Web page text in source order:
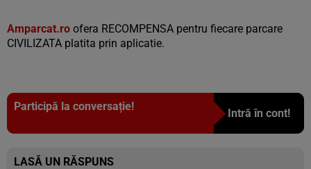
Amparcat.ro ofera RECOMPENSA pentru fiecare parcare
CIVILIZATA platita prin aplicatie.
Participă la conversație!
Intră în cont!
LASĂ UN RĂSPUNS